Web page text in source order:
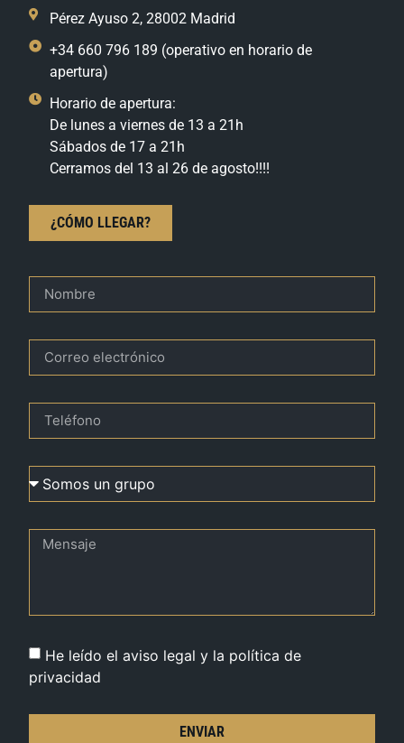
Pérez Ayuso 2, 28002 Madrid
+34 660 796 189 (operativo en horario de
apertura)
Horario de apertura:
De lunes a viernes de 13 a 21h
Sábados de 17 a 21h
Cerramos del 13 al 26 de agosto!!!!
¿CÓMO LLEGAR?
He leído el aviso legal y la política de
privacidad
ENVIAR